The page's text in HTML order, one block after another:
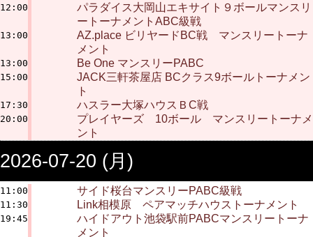
12:00
パラダイス大岡山エキサイト９ボールマンスリ
ートーナメントABC級戦
13:00
AZ.place ビリヤードBC戦 マンスリートーナ
メント
13:00 Be One マンスリーPABC
15:00
JACK三軒茶屋店 BCクラス9ボールトーナメン
ト
17:30 ハスラー大塚ハウスＢC戦
20:00
プレイヤーズ 10ボール マンスリートーナメ
ント
2026-07-20 (月)
11:00 サイド桜台マンスリーPABC級戦
11:30 Link相模原 ペアマッチハウストーナメント
19:45
ハイドアウト池袋駅前PABCマンスリートーナ
メント